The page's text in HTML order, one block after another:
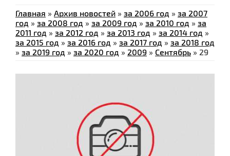
Главная » Архив новостей » за 2006 год » за 2007
год » за 2008 год » за 2009 год » за 2010 год » за
2011 год » за 2012 год » за 2013 год » за 2014 год »
за 2015 год » за 2016 год » за 2017 год » за 2018 год
» за 2019 год » за 2020 год » 2009 » Сентябрь » 29